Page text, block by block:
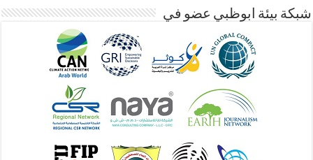
شبكة بيئة ابوظبي عضو في